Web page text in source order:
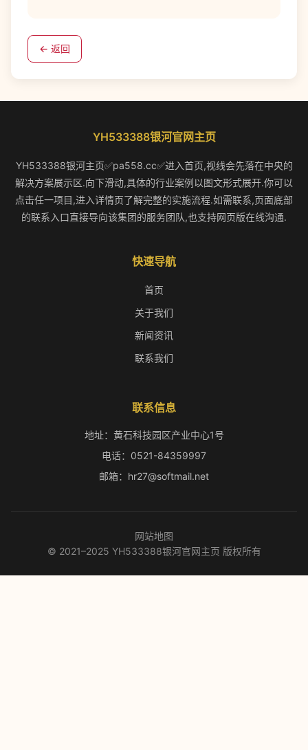
← 返回
YH533388银河官网主页
YH533388银河主页✅pa558.cc✅进入首页,视线会先落在中央的
解决方案展示区.向下滑动,具体的行业案例以图文形式展开.你可以
点击任一项目,进入详情页了解完整的实施流程.如需联系,页面底部
的联系入口直接导向该集团的服务团队,也支持网页版在线沟通.
快速导航
首页
关于我们
新闻资讯
联系我们
联系信息
地址：黄石科技园区产业中心1号
电话：0521-84359997
邮箱：hr27@softmail.net
网站地图
© 2021–2025 YH533388银河官网主页 版权所有